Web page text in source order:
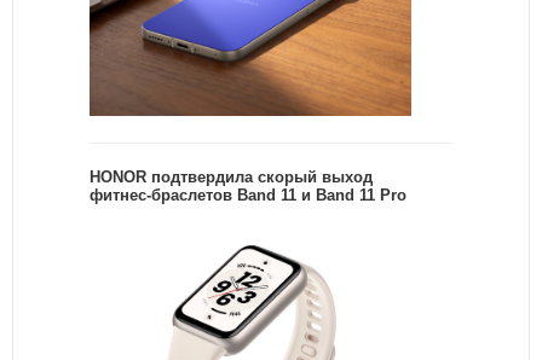
HONOR подтвердила скорый выход
фитнес-браслетов Band 11 и Band 11 Pro